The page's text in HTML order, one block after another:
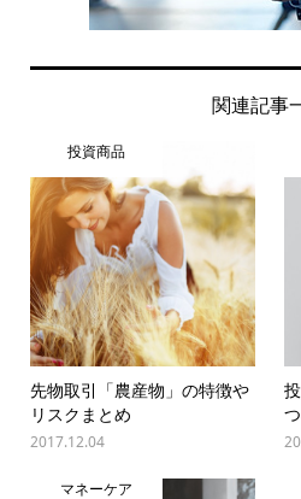
関連記事
投資商品
先物取引「農産物」の特徴や
リスクまとめ
2017.12.04
マネーケア